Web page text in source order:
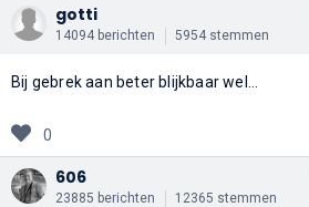
gotti
14094 berichten 5954 stemmen
Bij gebrek aan beter blijkbaar wel...
0
606
23885 berichten 12365 stemmen